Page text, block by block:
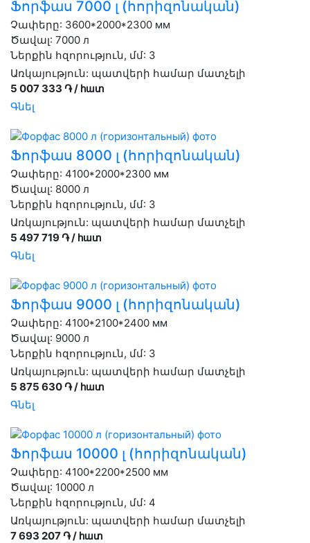
Ֆորֆաս 7000 լ (հորիզոնական)
Չափերը: 3600*2000*2300 мм
Ծավալ: 7000 л
Ներքին հզորություն, մմ: 3
Առկայություն: պատվերի համար մատչելի
5 007 333 ֏ / հատ
Գնել
Ֆորֆաս 8000 լ (հորիզոնական)
Չափերը: 4100*2000*2300 мм
Ծավալ: 8000 л
Ներքին հզորություն, մմ: 3
Առկայություն: պատվերի համար մատչելի
5 497 719 ֏ / հատ
Գնել
Ֆորֆաս 9000 լ (հորիզոնական)
Չափերը: 4100*2100*2400 мм
Ծավալ: 9000 л
Ներքին հզորություն, մմ: 3
Առկայություն: պատվերի համար մատչելի
5 875 630 ֏ / հատ
Գնել
Ֆորֆաս 10000 լ (հորիզոնական)
Չափերը: 4100*2200*2500 мм
Ծավալ: 10000 л
Ներքին հզորություն, մմ: 4
Առկայություն: պատվերի համար մատչելի
7 693 207 ֏ / հատ